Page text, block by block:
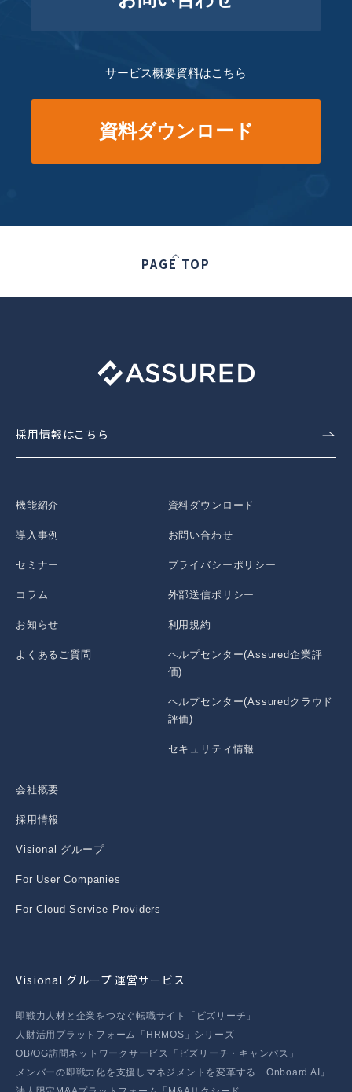
サービス概要資料はこちら
資料ダウンロード
PAGE TOP
採用情報はこちら
機能紹介
導入事例
セミナー
コラム
お知らせ
よくあるご質問
資料ダウンロード
お問い合わせ
プライバシーポリシー
外部送信ポリシー
利用規約
ヘルプセンター(Assured企業評
価)
ヘルプセンター(Assuredクラウド
評価)
セキュリティ情報
会社概要
採用情報
Visional グループ
For User Companies
For Cloud Service Providers
Visional グループ 運営サービス
即戦力人材と企業をつなぐ転職サイト「ビズリーチ」
人財活用プラットフォーム「HRMOS」シリーズ
OB/OG訪問ネットワークサービス「ビズリーチ・キャンパス」
メンバーの即戦力化を支援しマネジメントを変革する「Onboard AI」